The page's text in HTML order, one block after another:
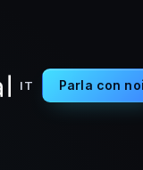
IT Parla con